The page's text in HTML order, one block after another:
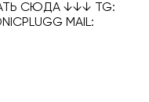
СЮДА ↓↓↓ TG:
MAIL: